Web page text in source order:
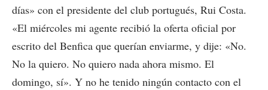
días» con el presidente del club portugués, Rui Costa.
«El miércoles mi agente recibió la oferta oficial por
escrito del Benfica que querían enviarme, y dije: «No.
No la quiero. No quiero nada ahora mismo. El
domingo, sí». Y no he tenido ningún contacto con el